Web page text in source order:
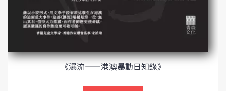
《瀑流——港澳暴動日知錄》